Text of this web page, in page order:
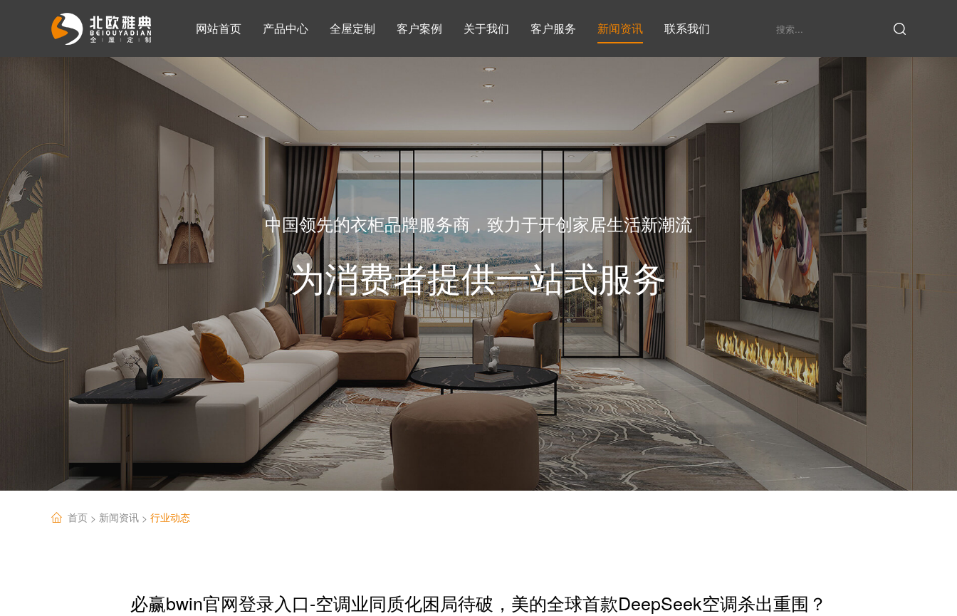
网站首页 产品中心
衣帽间
全屋定制 客户案例
书柜系列 酒柜系列 鞋柜系列 衣柜系列
关于我们
发展历程
客户服务 新闻资讯
家具定制厂家
联系我们
中国领先的衣柜品牌服务商，致力于开创家居生活新潮流
为消费者提供一站式服务
首页 > 新闻资讯 > 行业动态
必赢bwin官网登录入口-空调业同质化困局待破，美的全球首款DeepSeek空调杀出重围？